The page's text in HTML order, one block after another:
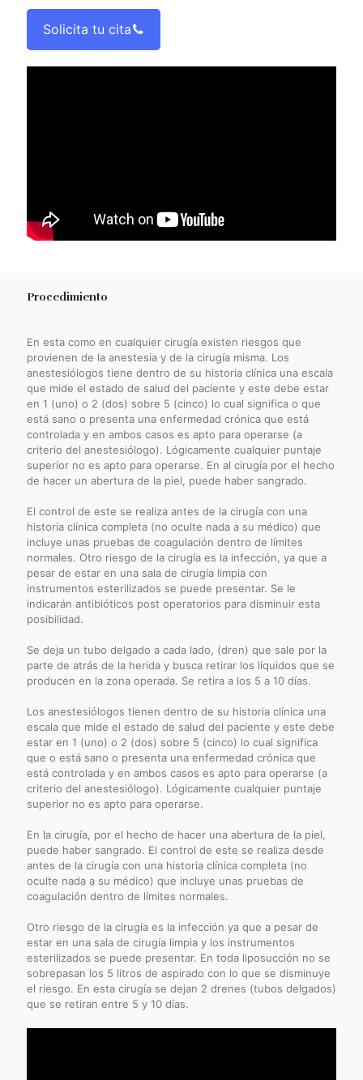
Solicita tu cita
Procedimiento
En esta como en cualquier cirugía existen riesgos que
provienen de la anestesia y de la cirugía misma. Los
anestesiólogos tiene dentro de su historia clínica una escala
que mide el estado de salud del paciente y este debe estar
en 1 (uno) o 2 (dos) sobre 5 (cinco) lo cual significa o que
está sano o presenta una enfermedad crónica que está
controlada y en ambos casos es apto para operarse (a
criterio del anestesiólogo). Lógicamente cualquier puntaje
superior no es apto para operarse. En al cirugía por el hecho
de hacer un abertura de la piel, puede haber sangrado.
El control de este se realiza antes de la cirugía con una
historia clínica completa (no oculte nada a su médico) que
incluye unas pruebas de coagulación dentro de límites
normales. Otro riesgo de la cirugía es la infección, ya que a
pesar de estar en una sala de cirugía limpia con
instrumentos esterilizados se puede presentar. Se le
indicarán antibióticos post operatorios para disminuir esta
posibilidad.
Se deja un tubo delgado a cada lado, (dren) que sale por la
parte de atrás de la herida y busca retirar los líquidos que se
producen en la zona operada. Se retira a los 5 a 10 días.
Los anestesiólogos tienen dentro de su historia clínica una
escala que mide el estado de salud del paciente y este debe
estar en 1 (uno) o 2 (dos) sobre 5 (cinco) lo cual significa
que o está sano o presenta una enfermedad crónica que
está controlada y en ambos casos es apto para operarse (a
criterio del anestesiólogo). Lógicamente cualquier puntaje
superior no es apto para operarse.
En la cirugía, por el hecho de hacer una abertura de la piel,
puede haber sangrado. El control de este se realiza desde
antes de la cirugía con una historia clínica completa (no
oculte nada a su médico) que incluye unas pruebas de
coagulación dentro de límites normales.
Otro riesgo de la cirugía es la infección ya que a pesar de
estar en una sala de cirugía limpia y los instrumentos
esterilizados se puede presentar. En toda liposucción no se
sobrepasan los 5 litros de aspirado con lo que se disminuye
el riesgo. En esta cirugía se dejan 2 drenes (tubos delgados)
que se retiran entre 5 y 10 días.